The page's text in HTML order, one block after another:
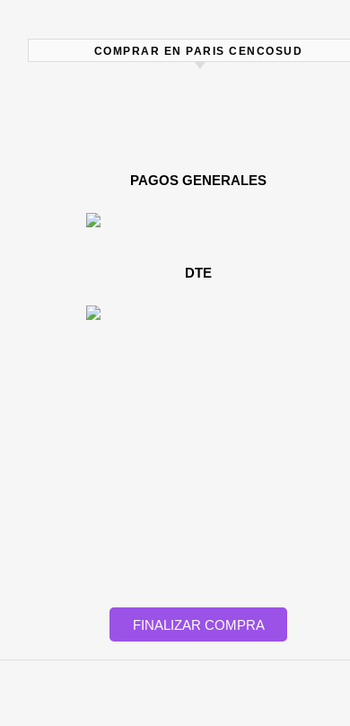
COMPRAR EN PARIS CENCOSUD
PAGOS GENERALES
DTE
FINALIZAR COMPRA